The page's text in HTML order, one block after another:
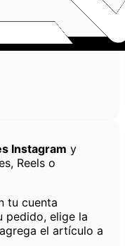
Instagram y
Reels o
tu cuenta
pedido, elige la
el artículo a